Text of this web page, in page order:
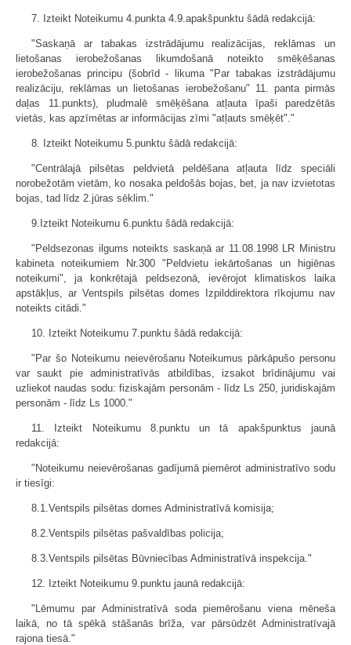
7. Izteikt Noteikumu 4.punkta 4.9.apakš­punktu šādā redakcijā:
"Saskaņā ar tabakas izstrādājumu realizācijas, reklāmas un
lietošanas ierobežošanas likumdošanā noteikto smēķēšanas
ierobežošanas principu (šobrīd - likuma "Par tabakas izstrādājumu
realizāciju, reklāmas un lietošanas ierobežošanu" 11. panta pirmās
daļas 11.punkts), pludmalē smēķēšana atļauta īpaši paredzētās
vietās, kas apzīmētas ar informācijas zīmi "atļauts smēķēt"."
8. Izteikt Noteikumu 5.punktu šādā redakcijā:
"Centrālajā pilsētas peldvietā peldēšana atļauta līdz speciāli
norobežotām vietām, ko nosaka peldošās bojas, bet, ja nav izvietotas
bojas, tad līdz 2.jūras sēklim."
9.Izteikt Noteikumu 6.punktu šādā redakcijā:
"Peldsezonas ilgums noteikts saskaņā ar 11.08.1998 LR Ministru
kabineta noteikumiem Nr.300 "Peldvietu iekārtošanas un higiēnas
noteikumi", ja konkrētajā peldsezonā, ievērojot klimatiskos laika
apstākļus, ar Ventspils pilsētas domes Izpilddirektora rīkojumu nav
noteikts citādi."
10. Izteikt Noteikumu 7.punktu šādā redakcijā:
"Par šo Noteikumu neievērošanu Noteikumus pārkāpušo personu
var saukt pie administratīvās atbildības, izsakot brīdinājumu vai
uzliekot naudas sodu: fiziskajām personām - līdz Ls 250, juridiskajām
personām - līdz Ls 1000."
11. Izteikt Noteikumu 8.punktu un tā apakšpunktus jaunā
redakcijā:
"Noteikumu neievērošanas gadījumā piemērot administratīvo sodu
ir tiesīgi:
8.1.Ventspils pilsētas domes Administratīvā komisija;
8.2.Ventspils pilsētas pašvaldības policija;
8.3.Ventspils pilsētas Būvniecības Administratīvā inspekcija."
12. Izteikt Noteikumu 9.punktu jaunā redakcijā:
"Lēmumu par Administratīvā soda piemērošanu viena mēneša
laikā, no tā spēkā stāšanās brīža, var pārsūdzēt Administratīvajā
rajona tiesā."